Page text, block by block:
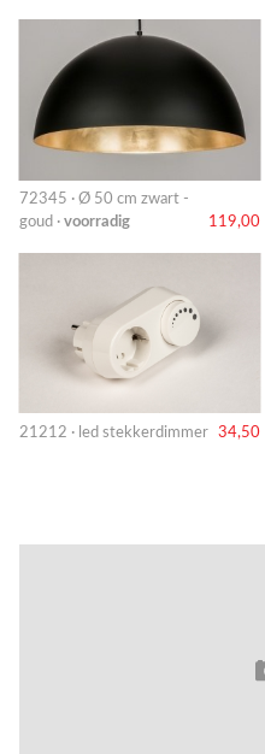
72345 · Ø 50 cm zwart -
goud · voorradig 119,00
21212 · led stekkerdimmer 34,50